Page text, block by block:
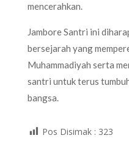
mencerahkan.
Jambore Santri ini
bersejarah yang
Muhammadiyah serta
santri untuk terus
bangsa.
Pos Disimak : 323